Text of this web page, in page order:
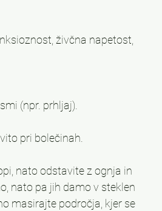
živčna napetost,
(npr. prhljaj).
pri bolečinah.
nato odstavite z ognja in
nato pa jih damo v steklen
masirajte področja, kjer se